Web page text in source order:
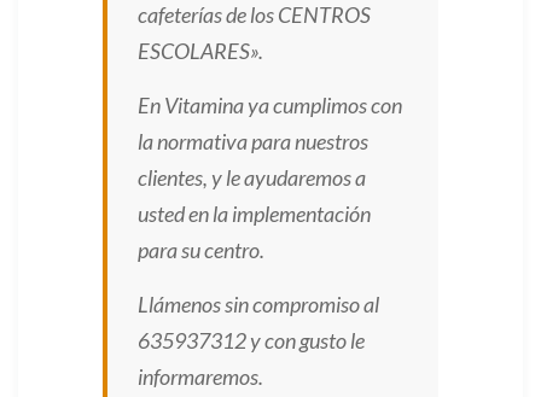
cafeteríasde los CENTROS
ESCOLARES».
En Vitamina ya cumplimos con
la normativa para nuestros
clientes, y le ayudaremos a
usted en la implementación
para su centro.
Llámenos sin compromiso al
635937312 y con gusto le
informaremos.